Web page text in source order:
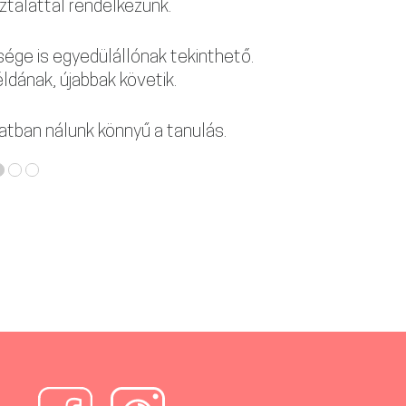
rendelkezünk.
is egyedülállónak tekinthető.
újabbak követik.
nálunk könnyű a tanulás.